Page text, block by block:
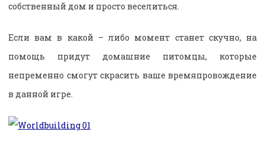
собственный дом и просто веселиться.
Если вам в какой – либо момент станет скучно, на
помощь придут домашние питомцы, которые
непременно смогут скрасить ваше времяпровождение
в данной игре.